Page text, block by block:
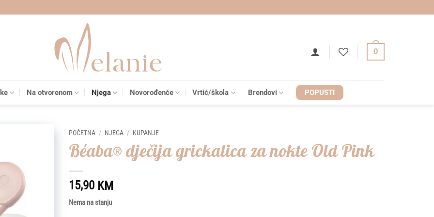
0
Na otvorenom Njega Novorođenče Vrtić/škola Brendovi POPUSTI
POČETNA / NJEGA / KUPANJE
Béaba® dječija grickalica za nokte Old Pink
15,90 KM
Nema na stanju